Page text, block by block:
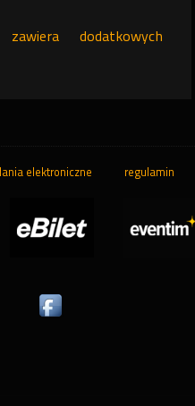
dodatkowych
elektroniczne regulamin